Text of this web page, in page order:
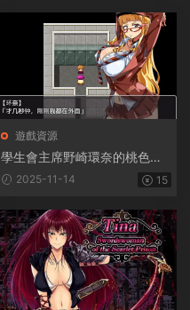
遊戲資源
學生會主席野崎環奈的桃色煩
惱 2025-11-14 15